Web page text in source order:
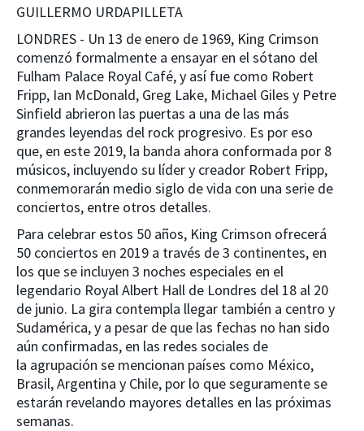
GUILLERMO URDAPILLETA
LONDRES - Un 13 de enero de 1969, King Crimson
comenzó formalmente a ensayar en el sótano del
Fulham Palace Royal Café, y así fue como Robert
Fripp, Ian McDonald, Greg Lake, Michael Giles y Petre
Sinfield abrieron las puertas a una de las más
grandes leyendas del rock progresivo. Es por eso
que, en este 2019, la banda ahora conformada por 8
músicos, incluyendo su líder y creador Robert Fripp,
conmemorarán medio siglo de vida con una serie de
conciertos, entre otros detalles.
Para celebrar estos 50 años, King Crimson ofrecerá
50 conciertos en 2019 a través de 3 continentes, en
los que se incluyen 3 noches especiales en el
legendario Royal Albert Hall de Londres del 18 al 20
de junio. La gira contempla llegar también a centro y
Sudamérica, y a pesar de que las fechas no han sido
aún confirmadas, en las redes sociales de
la agrupación se mencionan países como México,
Brasil, Argentina y Chile, por lo que seguramente se
estarán revelando mayores detalles en las próximas
semanas.